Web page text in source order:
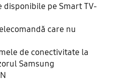
disponibile pe Smart TV-
care nu
de conectivitate la
Samsung